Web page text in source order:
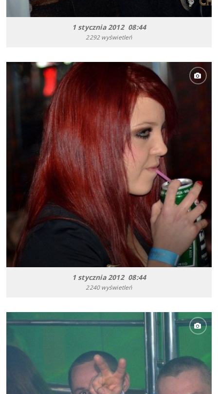
1 stycznia 2012 08:44
2292 wyświetleń
1 stycznia 2012 08:44
2240 wyświetleń